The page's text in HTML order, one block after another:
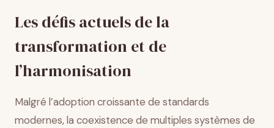
Les défis actuels de la
transformation et de
l’harmonisation
Malgré l’adoption croissante de standards
modernes, la coexistence de multiples systèmes de